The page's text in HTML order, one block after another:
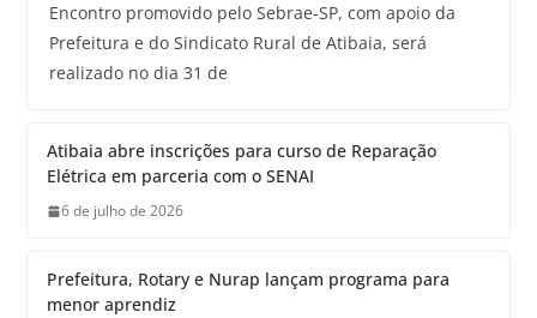
Encontro promovido pelo Sebrae-SP, com apoio da
Prefeitura e do Sindicato Rural de Atibaia, será
realizado no dia 31 de
Atibaia abre inscrições para curso de Reparação
Elétrica em parceria com o SENAI
6 de julho de 2026
Prefeitura, Rotary e Nurap lançam programa para
menor aprendiz